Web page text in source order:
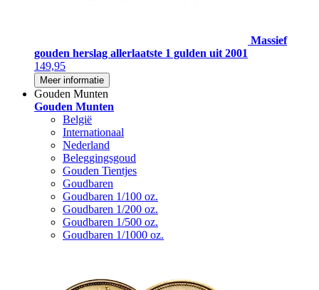
Massief
gouden herslag allerlaatste 1 gulden uit 2001
149,95
Meer informatie
Gouden Munten
Gouden Munten
België
Internationaal
Nederland
Beleggingsgoud
Gouden Tientjes
Goudbaren
Goudbaren 1/100 oz.
Goudbaren 1/200 oz.
Goudbaren 1/500 oz.
Goudbaren 1/1000 oz.